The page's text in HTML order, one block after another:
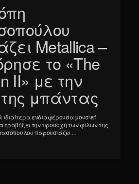
Metallica –
το «The
II» με την
μπάντας
ενδιαφέρουσα μουσική
τραβήξει την προσοχή των φίλων της
παρουσιάζει ...